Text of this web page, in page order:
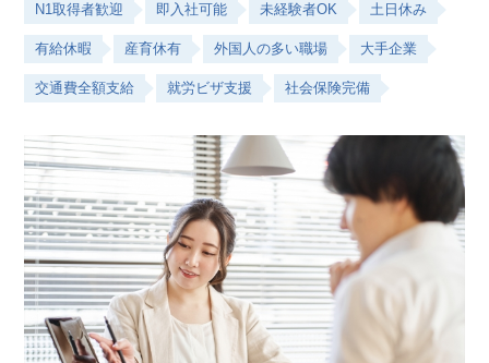
N1取得者歓迎 即入社可能 未経験者OK 土日休み
有給休暇 産育休有 外国人の多い職場 大手企業
交通費全額支給 就労ビザ支援 社会保険完備